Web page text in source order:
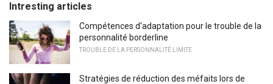
Intresting articles
Compétences d'adaptation pour le trouble de la
personnalité borderline
TROUBLE DE LA PERSONNALITÉ LIMITE
Stratégies de réduction des méfaits lors de